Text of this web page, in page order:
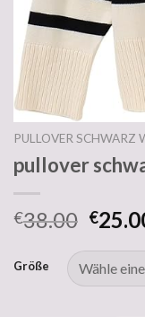
PULLOVER SCHWARZ
pullover
€38.00 €
Größe